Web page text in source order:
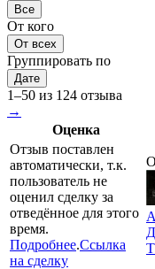
Все
От кого
От всех
Группировать по
Дате
1–50 из 124 отзыва
→
Оценка
Отзыв поставлен
автоматически, т.к.
пользователь не
оценил сделку за
отведённое для этого
время.
Подробнее.Ссылка
на сделку